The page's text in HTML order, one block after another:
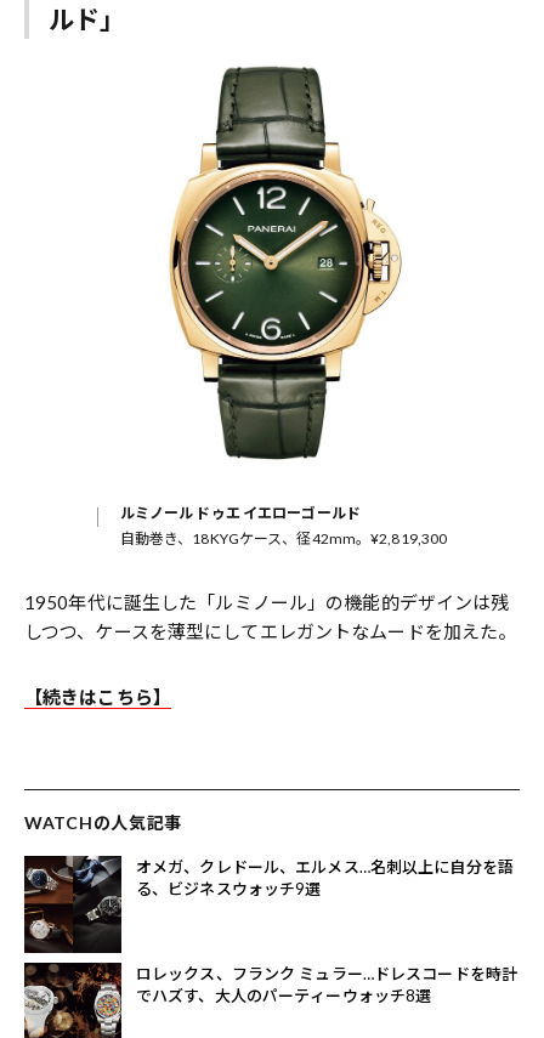
ルド」
ルミノール ドゥエ イエローゴールド
自動巻き、18KYGケース、径42mm。¥2,819,300
1950年代に誕生した「ルミノール」の機能的デザインは残
しつつ、ケースを薄型にしてエレガントなムードを加えた。
【続きはこちら】
WATCHの人気記事
オメガ、クレドール、エルメス…名刺以上に自分を語
る、ビジネスウォッチ9選
ロレックス、フランク ミュラー…ドレスコードを時計
でハズす、大人のパーティーウォッチ8選